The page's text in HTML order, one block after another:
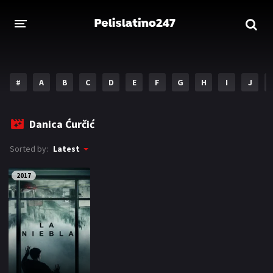
ESTRENOS 2023
Drama
DISNEY
HBO MAX
AMAZON PRIME
# A B C D E F G H I J
Danica Ćurčić
Sorted by: Latest
2017